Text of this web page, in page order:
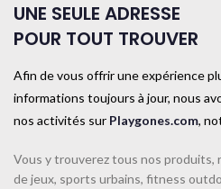
UNE SEULE ADRESSE
POUR TOUT TROUVER
Afin de vous offrir une expérience
informations toujours à jour, nous
nos activités sur Playgones.com,
Vous y trouverez tous nos produits,
de jeux, sports urbains, fitness
Produits similaires